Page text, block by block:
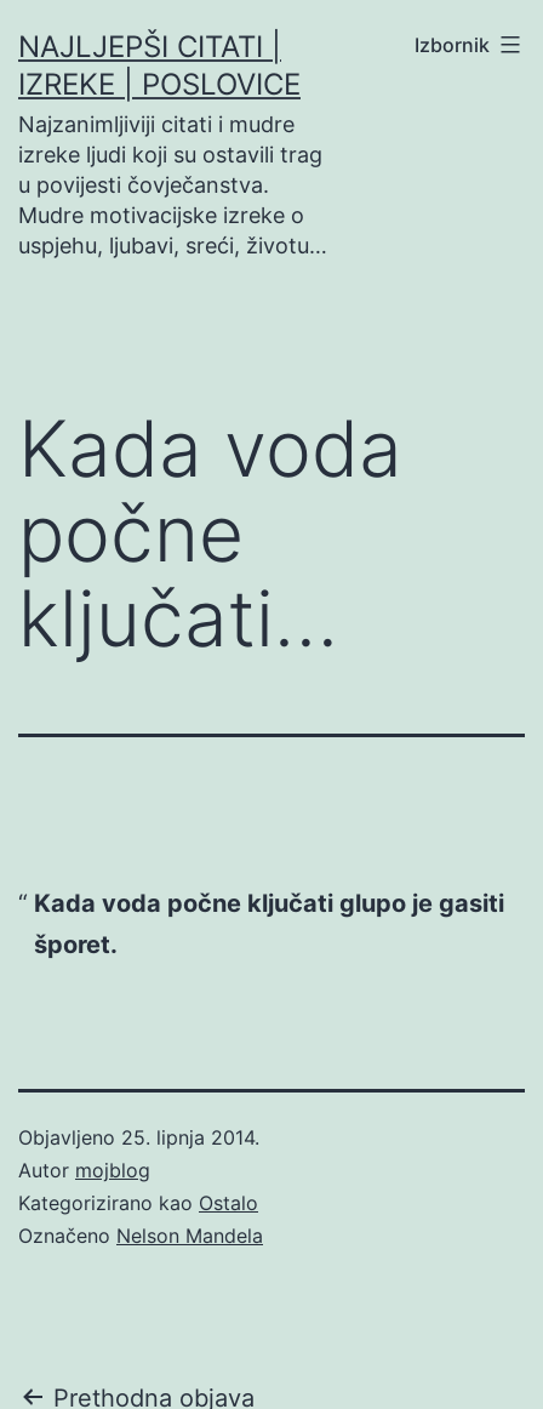
na
sadržaj
NAJLJEPŠI CITATI |
IZREKE | POSLOVICE
Najzanimljiviji citati i mudre
izreke ljudi koji su ostavili trag
u povijesti čovječanstva.
Mudre motivacijske izreke o
uspjehu, ljubavi, sreći, životu…
Izbornik
Kada voda
počne
ključati…
Kada voda počne ključati glupo je gasiti
šporet.
Objavljeno 25. lipnja 2014.
Autor mojblog
Kategorizirano kao Ostalo
Označeno Nelson Mandela
Prethodna objava